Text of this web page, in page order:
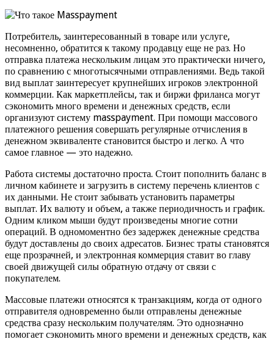
Потребитель, заинтересованный в товаре или услуге,
несомненно, обратится к такому продавцу еще не раз. Но
отправка платежа нескольким лицам это практически ничего,
по сравнению с многотысячными отправлениями. Ведь такой
вид выплат заинтересует крупнейших игроков электронной
коммерции. Как маркетплейсы, так и биржи фриланса могут
сэкономить много времени и денежных средств, если
организуют систему masspayment. При помощи массового
платежного решения совершать регулярные отчисления в
денежном эквиваленте становится быстро и легко. А что
самое главное — это надежно.
Работа системы достаточно проста. Стоит пополнить баланс в
личном кабинете и загрузить в систему перечень клиентов с
их данными. Не стоит забывать установить параметры
выплат. Их валюту и объем, а также периодичность и график.
Одним кликом мыши будут произведены многие сотни
операций. В одномоментно без задержек денежные средства
будут доставлены до своих адресатов. Бизнес траты становятся
еще прозрачней, и электронная коммерция ставит во главу
своей движущей силы обратную отдачу от связи с
покупателем.
Массовые платежи относятся к транзакциям, когда от одного
отправителя одновременно были отправлены денежные
средства сразу нескольким получателям. Это однозначно
помогает сэкономить много времени и денежных средств, как